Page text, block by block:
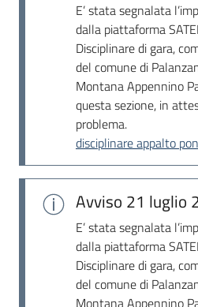
E’ stata segnalata
dalla piattaforma
Disciplinare di gara,
del comune di
Montana Appennino
questa sezione, in
problema.
disciplinare appalto
Avviso 21 luglio
E’ stata segnalata
dalla piattaforma
Disciplinare di gara,
del comune di
Montana Appennino